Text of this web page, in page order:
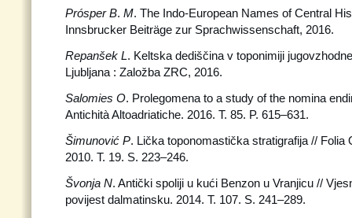
Prósper B. M. The Indo-European Names of Central
Innsbrucker Beiträge zur Sprachwissenschaft, 2016.
Repanšek L. Keltska dediščina v toponimiji
Ljubljana : Založba ZRC, 2016.
Salomies O. Prolegomena to a study of the nomina
Antichità Altoadriatiche. 2016. T. 85. P. 615–631.
Šimunović P. Lička toponomastička stratigrafija // Folia
2010. T. 19. S. 223–246.
Švonja N. Antički spoliji u kući Benzon u Vranjicu //
povijest dalmatinsku. 2014. T. 107. S. 241–289.